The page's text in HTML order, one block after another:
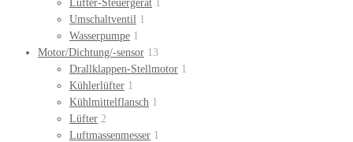
Lüfter-Steuergerät 1
Umschaltventil 1
Wasserpumpe 1
Motor/Dichtung/-sensor 13
Drallklappen-Stellmotor 1
Kühlerlüfter 1
Kühlmittelflansch 1
Lüfter 2
Luftmassenmesser 1